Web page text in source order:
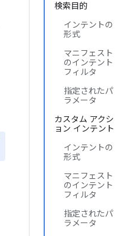
検索目的
インテントの
形式
マニフェスト
のインテント
フィルタ
指定されたパ
ラメータ
カスタム アクシ
ョン インテント
インテントの
形式
マニフェスト
のインテント
フィルタ
指定されたパ
ラメータ